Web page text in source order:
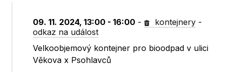
09. 11. 2024, 13:00 - 16:00 - kontejnery -
odkaz na událost
Velkoobjemový kontejner pro bioodpad v ulici
Věkova x Psohlavců